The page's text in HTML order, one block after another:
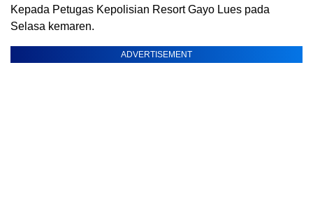
Kepada Petugas Kepolisian Resort Gayo Lues pada
Selasa kemaren.
ADVERTISEMENT